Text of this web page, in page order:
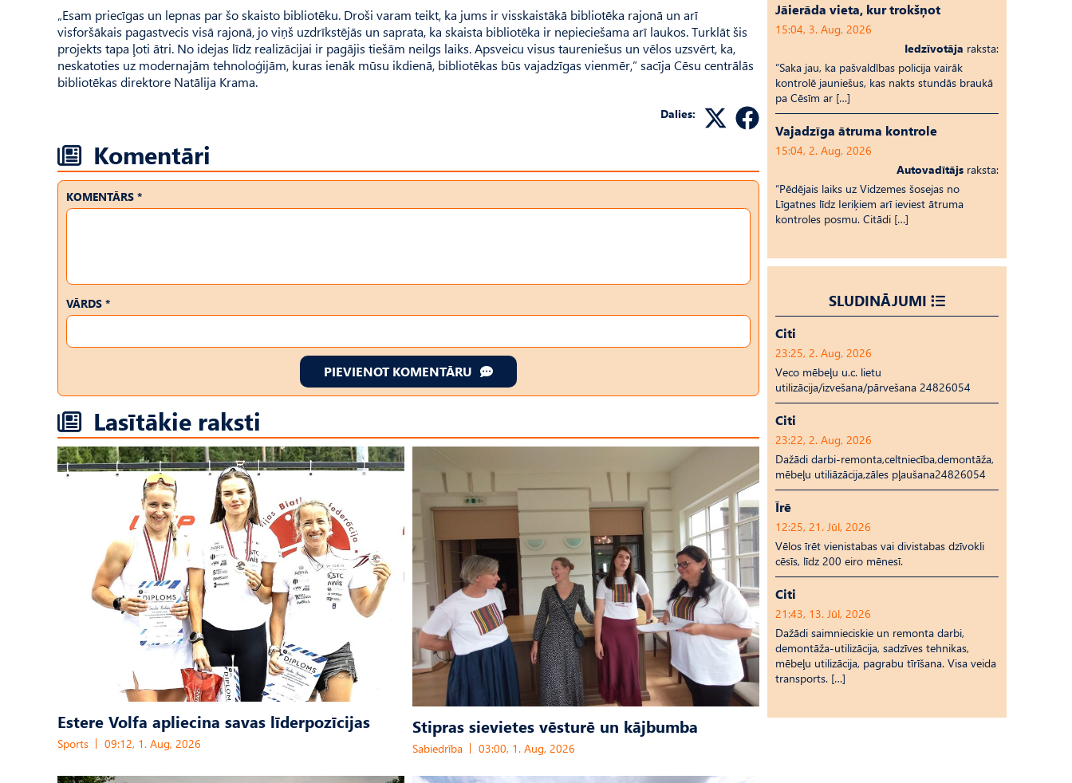
„Esam priecīgas un lepnas par šo skaisto bibliotēku. Droši varam teikt, ka jums ir visskaistākā bibliotēka rajonā un arī
visforšākais pagastvecis visā rajonā, jo viņš uzdrīkstējās un saprata, ka skaista bibliotēka ir nepieciešama arī laukos. Turklāt šis
projekts tapa ļoti ātri. No idejas līdz realizācijai ir pagājis tiešām neilgs laiks. Apsveicu visus taureniešus un vēlos uzsvērt, ka,
neskatoties uz modernajām tehnoloģijām, kuras ienāk mūsu ikdienā, bibliotēkas būs vajadzīgas vienmēr,” sacīja Cēsu centrālās
bibliotēkas direktore Natālija Krama.
Dalies:
Komentāri
KOMENTĀRS *
VĀRDS *
PIEVIENOT KOMENTĀRU
Lasītākie raksti
Estere Volfa apliecina savas līderpozīcijas
Sports 09:12, 1. Aug, 2026
Stipras sievietes vēsturē un kājbumba
Sabiedrība 03:00, 1. Aug, 2026
Jāierāda vieta, kur trokšņot
15:04, 3. Aug, 2026
Iedzīvotāja raksta:
“Saka jau, ka pašvaldības policija vairāk
kontrolē jauniešus, kas nakts stundās braukā
pa Cēsīm ar […]
Vajadzīga ātruma kontrole
15:04, 2. Aug, 2026
Autovadītājs raksta:
“Pēdējais laiks uz Vid­ze­mes šosejas no
Līgatnes līdz Ieriķiem arī ieviest ātruma
kontroles posmu. Citādi […]
SLUDINĀJUMI
Citi
23:25, 2. Aug, 2026
Veco mēbeļu u.c. lietu
utilizācija/izvešana/pārvešana 24826054
Citi
23:22, 2. Aug, 2026
Dažādi darbi-remonta,celtniecība,demontāža,
mēbeļu utiliāzācija,zāles pļaušana24826054
Īrē
12:25, 21. Jūl, 2026
Vēlos īrēt vienistabas vai divistabas dzīvokli
cēsīs, līdz 200 eiro mēnesī.
Citi
21:43, 13. Jūl, 2026
Dažādi saimnieciskie un remonta darbi,
demontāža-utilizācija, sadzīves tehnikas,
mēbeļu utilizācija, pagrabu tīrīšana. Visa veida
transports. […]